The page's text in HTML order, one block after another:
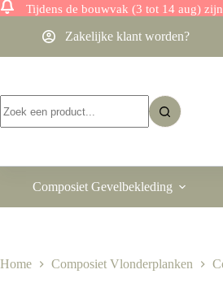
Tijdens de bouwvak (3 tot 14 aug)
Zakelijke klant worden?
resultaten
Composiet Gevelbekleding
Home Composiet Vlonderplanken